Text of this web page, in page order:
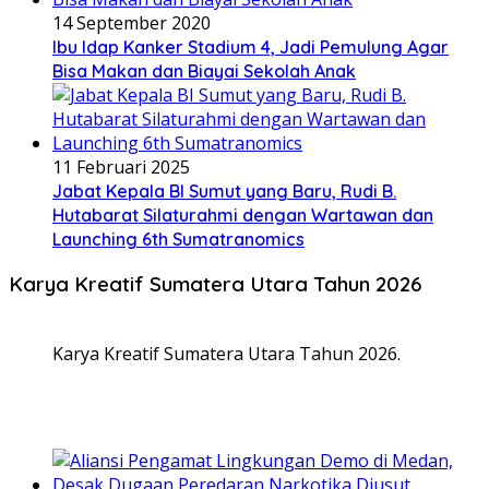
14 September 2020
Ibu Idap Kanker Stadium 4, Jadi Pemulung Agar
Bisa Makan dan Biayai Sekolah Anak
11 Februari 2025
Jabat Kepala BI Sumut yang Baru, Rudi B.
Hutabarat Silaturahmi dengan Wartawan dan
Launching 6th Sumatranomics
Karya Kreatif Sumatera Utara Tahun 2026
Karya Kreatif Sumatera Utara Tahun 2026.